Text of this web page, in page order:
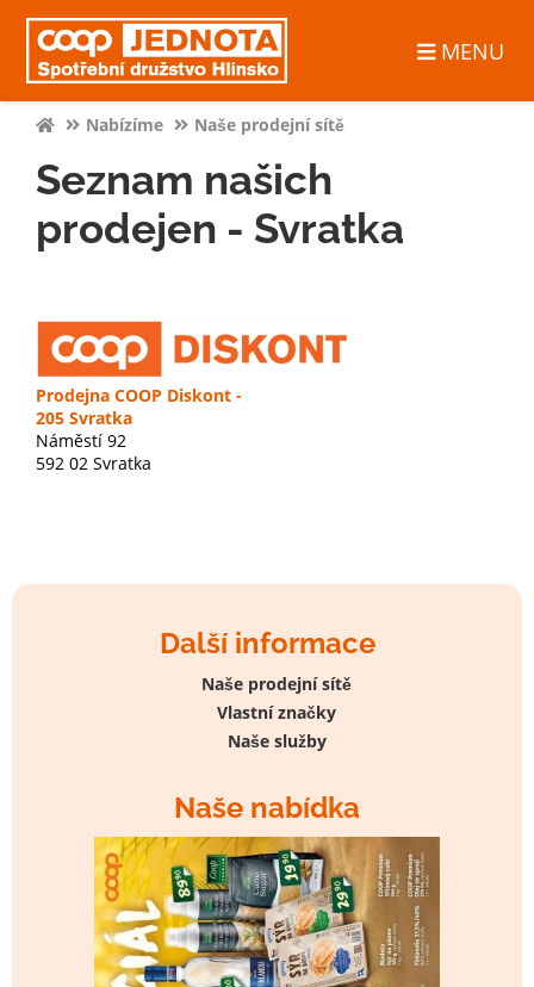
MENU
Další informace
Naše prodejní sítě
Vlastní značky
Naše služby
Naše nabídka
Nabízíme Naše prodejní sítě
Seznam našich
prodejen - Svratka
Prodejna COOP Diskont -
205 Svratka
Náměstí 92
592 02 Svratka